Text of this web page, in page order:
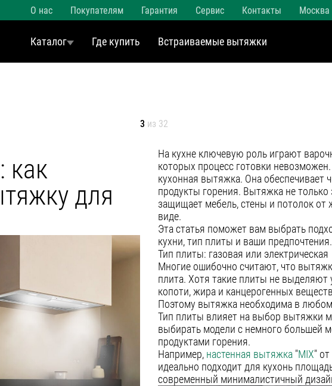
О нас Покупателям Гарантия Сервис Контакты Москва
Каталог Где купить Встраиваемые вытяжки
3 из 32
как
для
На кухне ключевую роль играют
которых процесс готовки
кухонная вытяжка. Она обеспечивает
продукты горения. Вытяжка не
защищает мебель, стены и потолок от
виде.
Эта статья поможет вам выбрать
кухни, тип плиты и ваши предпочтения.
Тип плиты: газовая или электрическая
Многие ошибочно считают, что
плита. Хотя такие плиты не выделяют
копоти, жира и канцерогенных
Поэтому вытяжка необходима в любом
Тип плиты влияет на выбор вытяжки
выбирать модели с немного большей
продуктами горения.
Например, настенная вытяжка "MIX"
идеально подходит для кухонь
современный минималистичный